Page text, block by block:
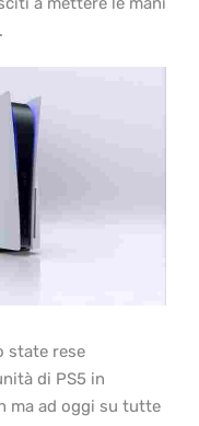
state rese
di PS5 in
ma ad oggi su tutte